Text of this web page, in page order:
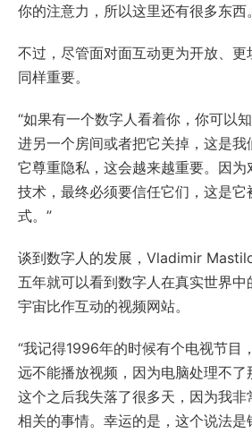
你的注意力，所以这里还有很多东西
不过，尽管面对面互动更为开放、更
同样重要。
“如果有一个数字人看着你，你可以
进另一个房间或者把它关掉，这是我
它尊重隐私，这会越来越重要。因
技术，最终必须要信任它们，这是
式。”
谈到数字人的发展，Vladimir
五年就可以看到数字人在真实世界
宇宙比作互动的视频网站。
“我记得1996年的时候有个电视节目
远不能播放视频，因为电脑处理不了
这个之后我失落了很多天，因为我非
相关的事情。幸运的是，这个说法是